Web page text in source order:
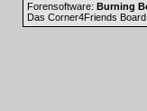
Forensoftware: Burning
Das Corner4Friends